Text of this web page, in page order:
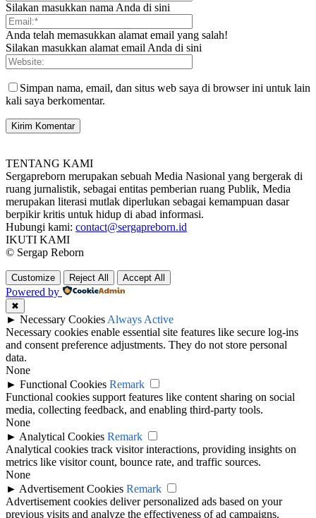
Silakan masukkan nama Anda di sini
Anda telah memasukkan alamat email yang salah!
Silakan masukkan alamat email Anda di sini
Simpan nama, email, dan situs web saya di browser ini untuk lain
kali saya berkomentar.
TENTANG KAMI
Sergapreborn merupakan sebuah Media Nasional yang bergerak di
ruang jurnalistik, sebagai entitas pemberian ruang Publik, Media
merupakan literasi mutlak diperlukan sebagai kemampuan dasar
berpikir kritis untuk hidup di abad informasi.
Hubungi kami: contact@sergapreborn.id
IKUTI KAMI
© Sergap Reborn
Customize Reject All Accept All
Powered by
✖
► Necessary Cookies Always Active
Necessary cookies enable essential site features like secure log-ins
and consent preference adjustments. They do not store personal
data.
None
► Functional Cookies Remark
Functional cookies support features like content sharing on social
media, collecting feedback, and enabling third-party tools.
None
► Analytical Cookies Remark
Analytical cookies track visitor interactions, providing insights on
metrics like visitor count, bounce rate, and traffic sources.
None
► Advertisement Cookies Remark
Advertisement cookies deliver personalized ads based on your
previous visits and analyze the effectiveness of ad campaigns.